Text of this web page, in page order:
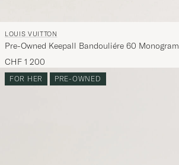
LOUIS VUITTON
Pre-Owned Keepall Bandouliére 60 Monogram
CHF 1 200
FOR HER PRE-OWNED